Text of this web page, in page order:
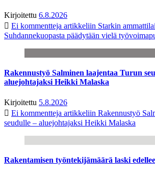
Kirjoitettu 6.8.2026
Ei kommentteja artikkeliin Starkin
Suhdannekuopasta päädytään vielä
Rakennustyö Salminen laajentaa Turun
aluejohtajaksi Heikki Malaska
Kirjoitettu 5.8.2026
Ei kommentteja artikkeliin Rakennustyö
seudulle – aluejohtajaksi Heikki Malaska
Rakentamisen työntekijämäärä laski